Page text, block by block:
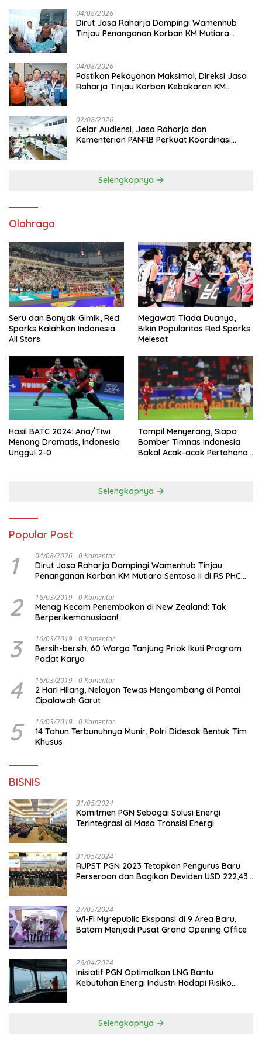
04/08/2026
Dirut Jasa Raharja Dampingi Wamenhub
Tinjau Penanganan Korban KM Mutiara
04/08/2026
Pastikan Pekayanan Maksimal, Direksi Jasa
Raharja Tinjau Korban Kebakaran KM
02/08/2026
Gelar Audiensi, Jasa Raharja dan
Kementerian PANRB Perkuat Koordinasi
Selengkapnya
Olahraga
Seru dan Banyak Gimik, Red
Sparks Kalahkan Indonesia
All Stars
Megawati Tiada Duanya,
Bikin Popularitas Red Sparks
Melesat
Hasil BATC 2024: Ana/Tiwi
Menang Dramatis, Indonesia
Unggul 2-0
Tampil Menyerang, Siapa
Bomber Timnas Indonesia
Bakal Acak-acak Pertahanan
Selengkapnya
Popular Post
1 04/08/2026 0 Komentar
Dirut Jasa Raharja Dampingi Wamenhub Tinjau
Penanganan Korban KM Mutiara Sentosa II di RS PHC
2 16/03/2019 0 Komentar
Menag Kecam Penembakan di New Zealand: Tak
Berperikemanusiaan!
3 16/03/2019 0 Komentar
Bersih-bersih, 60 Warga Tanjung Priok Ikuti Program
Padat Karya
4 16/03/2019 0 Komentar
2 Hari Hilang, Nelayan Tewas Mengambang di Pantai
Cipalawah Garut
5 16/03/2019 0 Komentar
14 Tahun Terbunuhnya Munir, Polri Didesak Bentuk Tim
Khusus
BISNIS
31/05/2024
Komitmen PGN Sebagai Solusi Energi
Terintegrasi di Masa Transisi Energi
31/05/2024
RUPST PGN 2023 Tetapkan Pengurus Baru
Perseroan dan Bagikan Deviden USD 222,43
27/05/2024
Wi-Fi Myrepublic Ekspansi di 9 Area Baru,
Batam Menjadi Pusat Grand Opening Office
26/04/2024
Inisiatif PGN Optimalkan LNG Bantu
Kebutuhan Energi Industri Hadapi Risiko
Selengkapnya